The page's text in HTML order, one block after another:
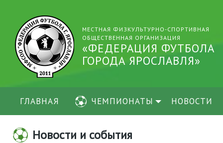
МЕСТНАЯ ФИЗКУЛЬТУРНО-СПОРТИВНАЯ
ОБЩЕСТВЕННАЯ ОРГАНИЗАЦИЯ
«ФЕДЕРАЦИЯ ФУТБОЛА
ГОРОДА ЯРОСЛАВЛЯ»
ГЛАВНАЯ ЧЕМПИОНАТЫ НОВОСТИ
Новости и события